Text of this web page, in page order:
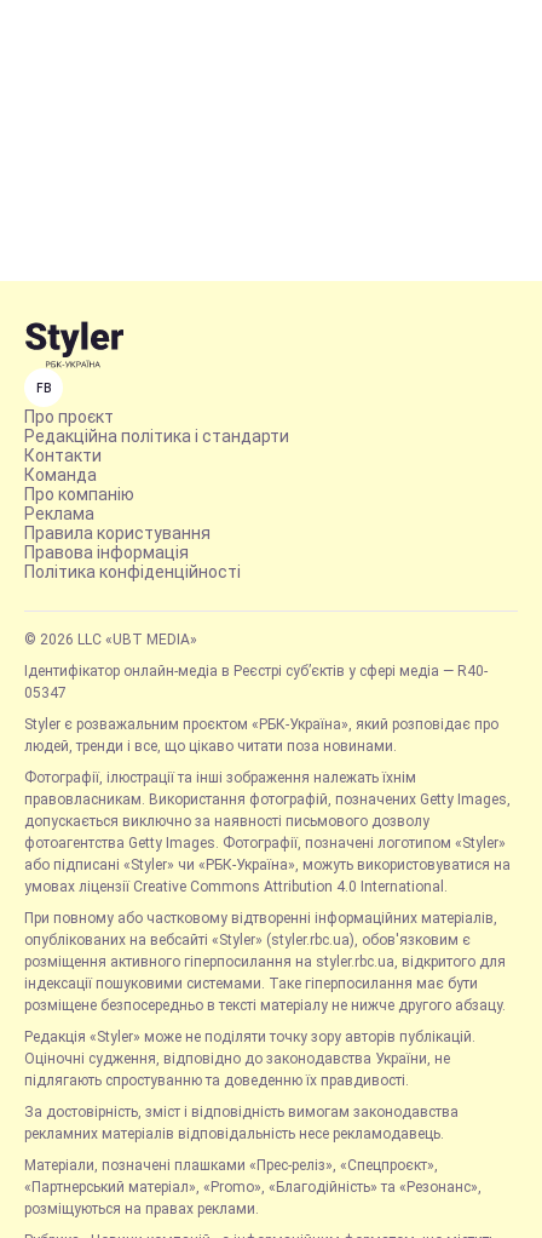
FB
Про проєкт
Редакційна політика і стандарти
Контакти
Команда
Про компанію
Реклама
Правила користування
Правова інформація
Політика конфіденційності
© 2026 LLC «UBT MEDIA»
Ідентифікатор онлайн-медіа в Реєстрі суб’єктів у сфері медіа — R40-
05347
Styler є розважальним проєктом «РБК-Україна», який розповідає про
людей, тренди і все, що цікаво читати поза новинами.
Фотографії, ілюстрації та інші зображення належать їхнім
правовласникам. Використання фотографій, позначених Getty Images,
допускається виключно за наявності письмового дозволу
фотоагентства Getty Images. Фотографії, позначені логотипом «Styler»
або підписані «Styler» чи «РБК-Україна», можуть використовуватися на
умовах ліцензії Creative Commons Attribution 4.0 International.
При повному або частковому відтворенні інформаційних матеріалів,
опублікованих на вебсайті «Styler» (styler.rbc.ua), обов'язковим є
розміщення активного гіперпосилання на styler.rbc.ua, відкритого для
індексації пошуковими системами. Таке гіперпосилання має бути
розміщене безпосередньо в тексті матеріалу не нижче другого абзацу.
Редакція «Styler» може не поділяти точку зору авторів публікацій.
Оціночні судження, відповідно до законодавства України, не
підлягають спростуванню та доведенню їх правдивості.
За достовірність, зміст і відповідність вимогам законодавства
рекламних матеріалів відповідальність несе рекламодавець.
Матеріали, позначені плашками «Прес-реліз», «Спецпроєкт»,
«Партнерський матеріал», «Promo», «Благодійність» та «Резонанс»,
розміщуються на правах реклами.